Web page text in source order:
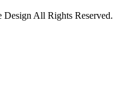
All Rights Reserved.